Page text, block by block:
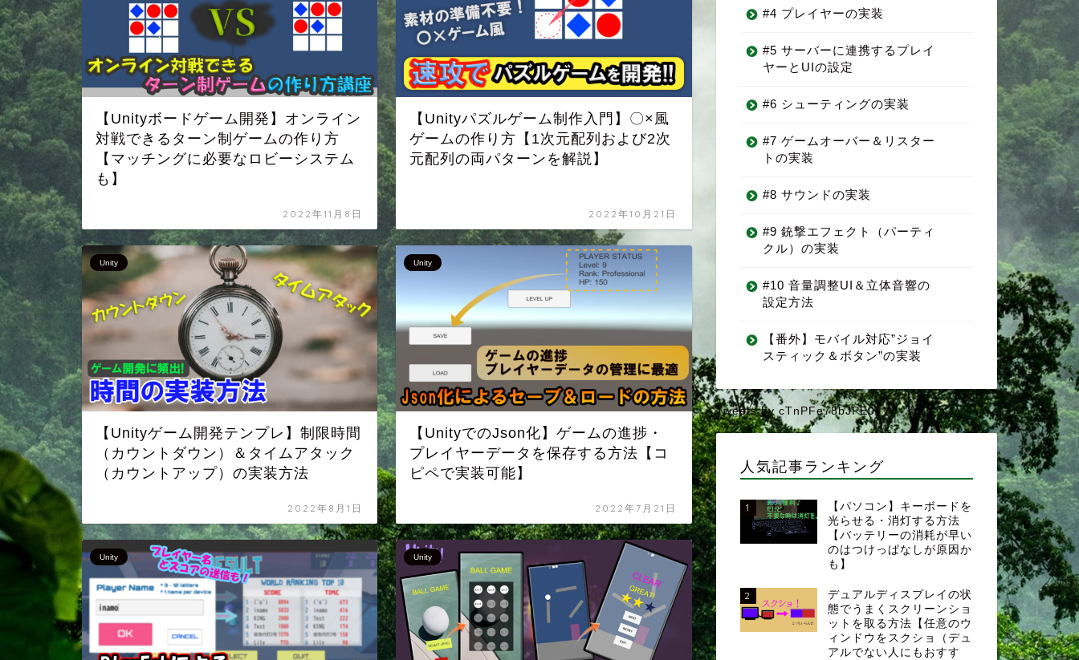
【Unityボードゲーム開発】オンライン
対戦できるターン制ゲームの作り方
【マッチングに必要なロビーシステム
も】
2022年11月8日
【Unityパズルゲーム制作入門】〇×風
ゲームの作り方【1次元配列および2次
元配列の両パターンを解説】
2022年10月21日
Unity
【Unityゲーム開発テンプレ】制限時間
（カウントダウン）＆タイムアタック
（カウントアップ）の実装方法
2022年8月1日
Unity
【UnityでのJson化】ゲームの進捗・
プレイヤーデータを保存する方法【コ
ピペで実装可能】
2022年7月21日
Unity Unity
#4 プレイヤーの実装
#5 サーバーに連携するプレイ
ヤーとUIの設定
#6 シューティングの実装
#7 ゲームオーバー＆リスター
トの実装
#8 サウンドの実装
#9 銃撃エフェクト（パーティ
クル）の実装
#10 音量調整UI＆立体音響の
設定方法
【番外】モバイル対応”ジョイ
スティック＆ボタン”の実装
Tweets by cTnPFe78bJPE0FY
人気記事ランキング
1
【パソコン】キーボードを
光らせる・消灯する方法
【バッテリーの消耗が早い
のはつけっぱなしが原因か
も】
2
デュアルディスプレイの状
態でうまくスクリーンショ
ットを取る方法【任意のウ
ィンドウをスクショ（デュ
アルでない人にもおすす